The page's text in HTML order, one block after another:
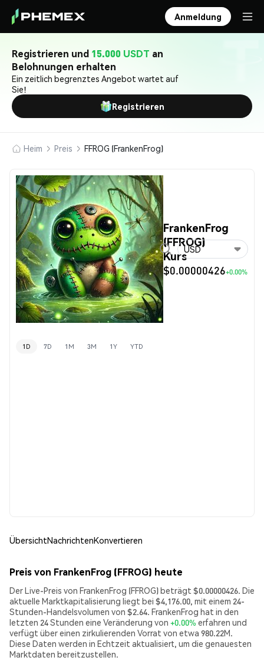
Anmeldung
Registrieren und 15.000 USDT an
Belohnungen erhalten
Ein zeitlich begrenztes Angebot wartet auf
Sie!
Registrieren
Heim Preis FFROG (FrankenFrog)
FrankenFrog
(FFROG)
Kurs
$0.00000426+0.00%
USD
1D 7D 1M 3M 1Y YTD
ÜbersichtNachrichtenKonvertieren
Preis von FrankenFrog (FFROG) heute
Der Live-Preis von FrankenFrog (FFROG) beträgt $0.00000426. Die
aktuelle Marktkapitalisierung liegt bei $4,176.00, mit einem 24-
Stunden-Handelsvolumen von $2.64. FrankenFrog hat in den
letzten 24 Stunden eine Veränderung von +0.00% erfahren und
verfügt über einen zirkulierenden Vorrat von etwa 980.22M.
Diese Daten werden in Echtzeit aktualisiert, um die genauesten
Marktdaten bereitzustellen.